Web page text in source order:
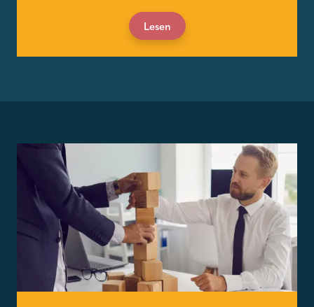
Lesen
Weitere Beiträge